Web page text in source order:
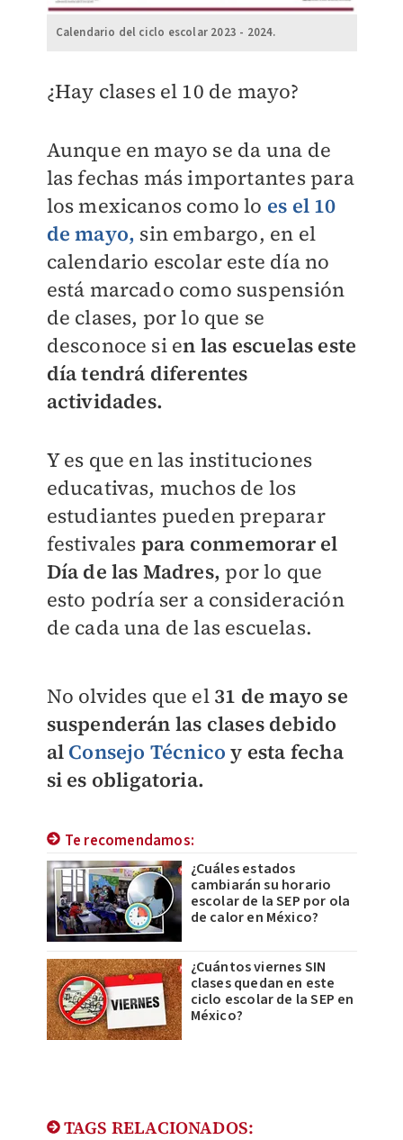
Calendario del ciclo escolar 2023 - 2024.
¿Hay clases el 10 de mayo?
Aunque en mayo se da una de
las fechas más importantes para
los mexicanos como lo es el 10
de mayo, sin embargo, en el
calendario escolar este día no
está marcado como suspensión
de clases, por lo que se
desconoce si en las escuelas este
día tendrá diferentes
actividades.
Y es que en las instituciones
educativas, muchos de los
estudiantes pueden preparar
festivales para conmemorar el
Día de las Madres, por lo que
esto podría ser a consideración
de cada una de las escuelas.
No olvides que el 31 de mayo se
suspenderán las clases debido
al Consejo Técnico y esta fecha
si es obligatoria.
Te recomendamos:
¿Cuáles estados
cambiarán su horario
escolar de la SEP por ola
de calor en México?
¿Cuántos viernes SIN
clases quedan en este
ciclo escolar de la SEP en
México?
TAGS RELACIONADOS: